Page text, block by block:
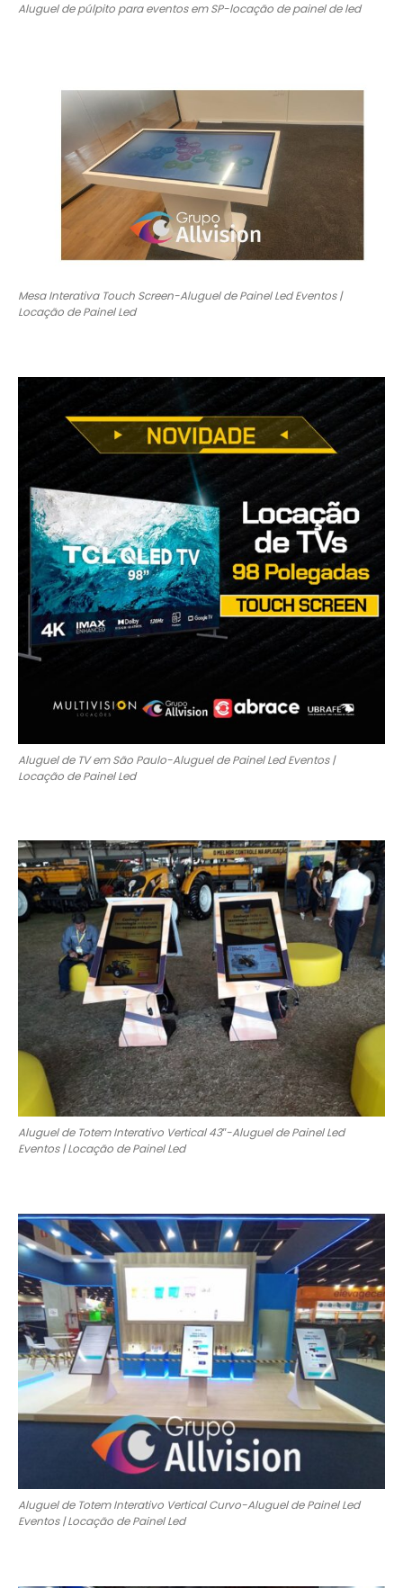
Aluguel de púlpito para eventos em SP-locação de painel de led
Mesa Interativa Touch Screen-Aluguel de Painel Led Eventos |
Locação de Painel Led
Aluguel de TV em São Paulo-Aluguel de Painel Led Eventos |
Locação de Painel Led
Aluguel de Totem Interativo Vertical 43″-Aluguel de Painel Led
Eventos | Locação de Painel Led
Aluguel de Totem Interativo Vertical Curvo-Aluguel de Painel Led
Eventos | Locação de Painel Led